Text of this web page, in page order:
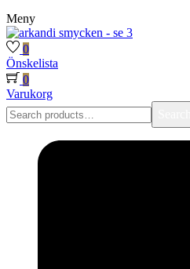
Meny
0
Önskelista
0
Varukorg
Search
for:>